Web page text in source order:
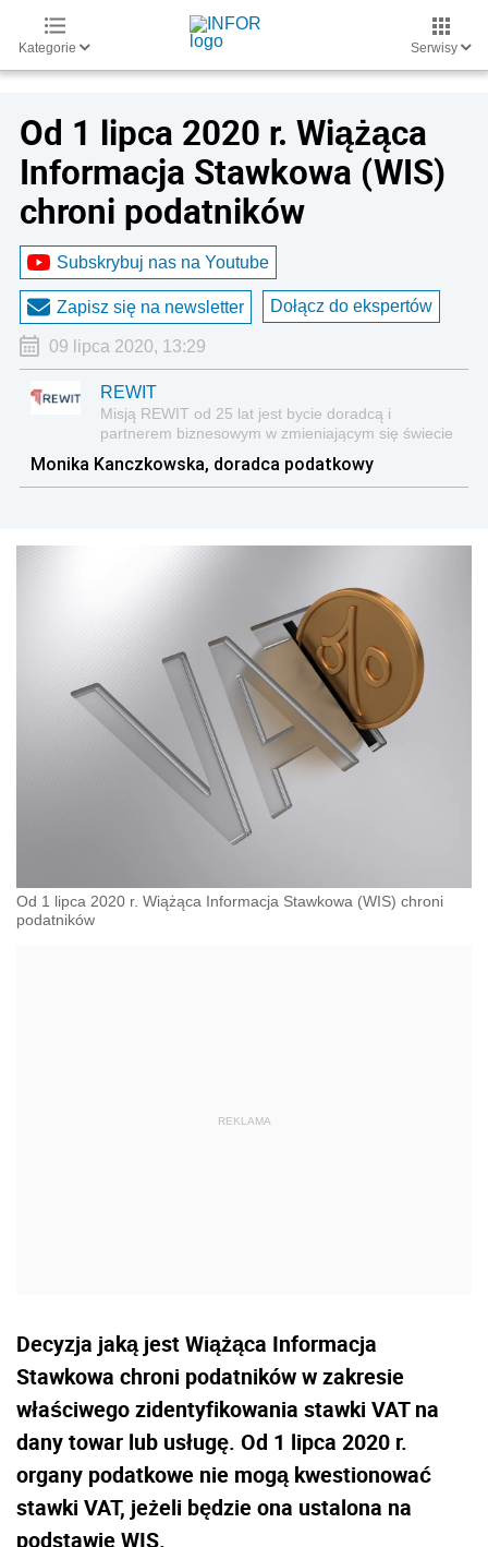
Kategorie Serwisy
Od 1 lipca 2020 r. Wiążąca
Informacja Stawkowa (WIS)
chroni podatników
Subskrybuj nas na Youtube
Zapisz się na newsletter Dołącz do ekspertów
09 lipca 2020, 13:29
REWIT
Misją REWIT od 25 lat jest bycie doradcą i
partnerem biznesowym w zmieniającym się świecie
Monika Kanczkowska, doradca podatkowy
Od 1 lipca 2020 r. Wiążąca Informacja Stawkowa (WIS) chroni
podatników
Decyzja jaką jest Wiążąca Informacja
Stawkowa chroni podatników w zakresie
właściwego zidentyfikowania stawki VAT na
dany towar lub usługę. Od 1 lipca 2020 r.
organy podatkowe nie mogą kwestionować
stawki VAT, jeżeli będzie ona ustalona na
podstawie WIS.